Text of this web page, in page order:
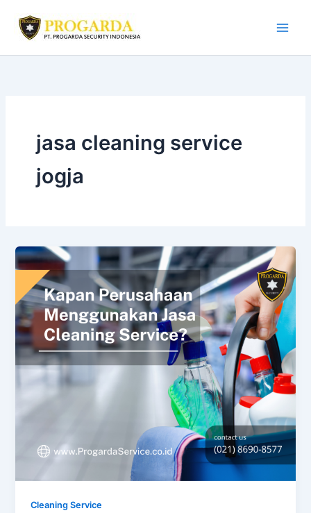
content
jasa cleaning service
jogja
Cleaning Service